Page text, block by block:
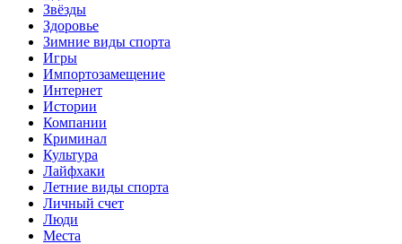
Звёзды
Здоровье
Зимние виды спорта
Игры
Импортозамещение
Интернет
Истории
Компании
Криминал
Культура
Лайфхаки
Летние виды спорта
Личный счет
Люди
Места